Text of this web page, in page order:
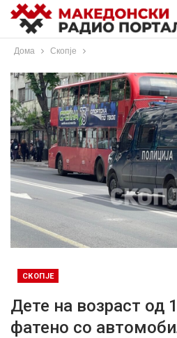
Дома Скопје
СКОПЈЕ
Дете на возраст од
фатено со